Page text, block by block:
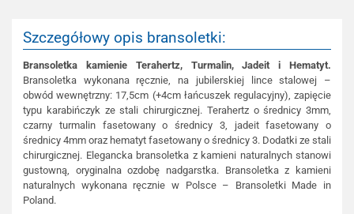
Szczegółowy opis bransoletki:
Bransoletka kamienie Terahertz, Turmalin, Jadeit i Hematyt.
Bransoletka wykonana ręcznie, na jubilerskiej lince stalowej –
obwód wewnętrzny: 17,5cm (+4cm łańcuszek regulacyjny), zapięcie
typu karabińczyk ze stali chirurgicznej. Terahertz o średnicy 3mm,
czarny turmalin fasetowany o średnicy 3, jadeit fasetowany o
średnicy 4mm oraz hematyt fasetowany o średnicy 3. Dodatki ze stali
chirurgicznej. Elegancka bransoletka z kamieni naturalnych stanowi
gustowną, oryginalna ozdobę nadgarstka. Bransoletka z kamieni
naturalnych wykonana ręcznie w Polsce – Bransoletki Made in
Poland.